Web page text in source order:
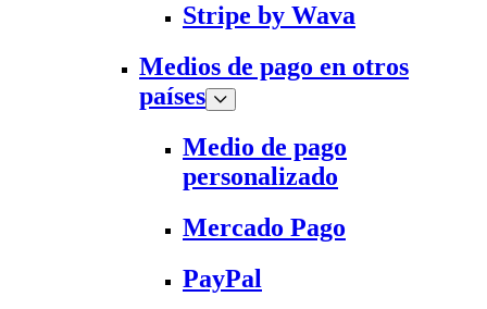
Stripe by Wava
Medios de pago en otros
países
Medio de pago
personalizado
Mercado Pago
PayPal